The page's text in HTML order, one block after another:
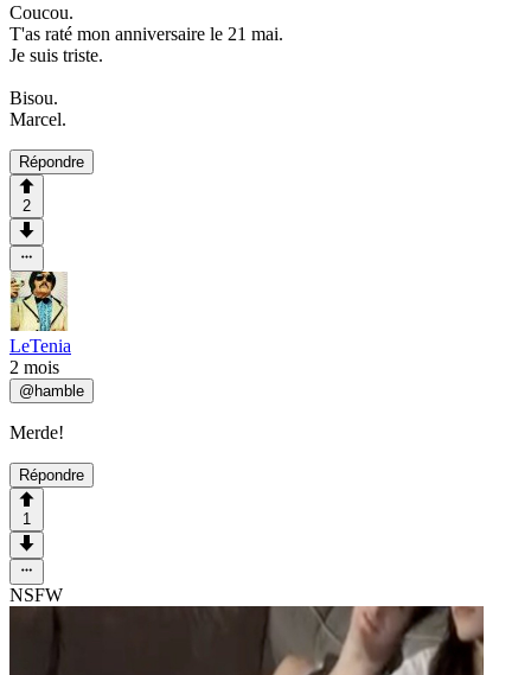
Coucou.
T'as raté mon anniversaire le 21 mai.
Je suis triste.
Bisou.
Marcel.
Répondre
2
LeTenia
2 mois
@ hamble
Merde!
Répondre
1
NSFW